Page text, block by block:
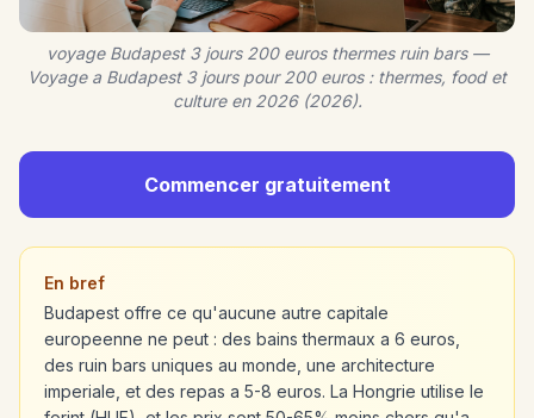
voyage Budapest 3 jours 200 euros thermes ruin bars —
Voyage a Budapest 3 jours pour 200 euros : thermes, food et
culture en 2026 (2026).
Commencer gratuitement
En bref
Budapest offre ce qu'aucune autre capitale
europeenne ne peut : des bains thermaux a 6 euros,
des ruin bars uniques au monde, une architecture
imperiale, et des repas a 5-8 euros. La Hongrie utilise le